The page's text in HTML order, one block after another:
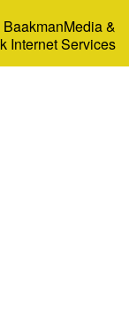
BaakmanMedia&
Internet Services